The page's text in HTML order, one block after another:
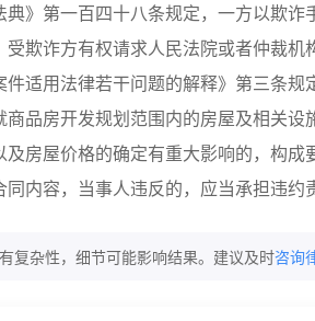
典》第一百四十八条规定，一方以欺
受欺诈方有权请求人民法院或者仲裁
件适用法律若干问题的解释》第三条
品房开发规划范围内的房屋及相关
及房屋价格的确定有重大影响的，构
内容，当事人违反的，应当承担违约
复杂性，细节可能影响结果。建议及时咨询